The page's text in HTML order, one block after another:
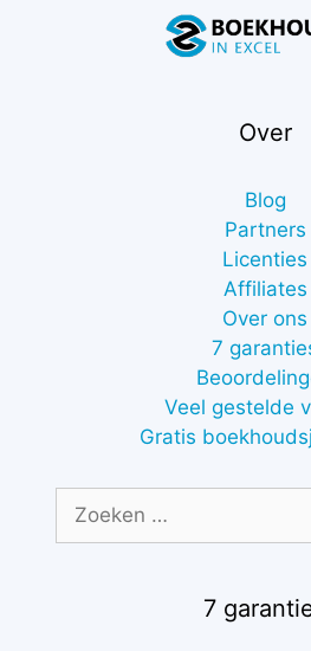
Over
Blog
Partners
Licenties
Affiliates
Over ons
7
Veel gestelde
Gratis
Zoek
7